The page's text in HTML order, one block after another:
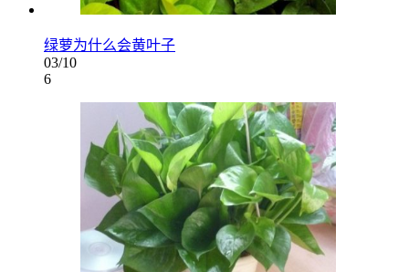
绿萝为什么会黄叶子
03/10
6